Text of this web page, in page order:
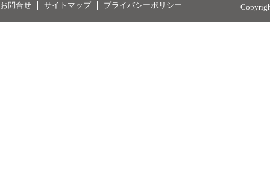
お問合せ サイトマップ プライバシーポリシー